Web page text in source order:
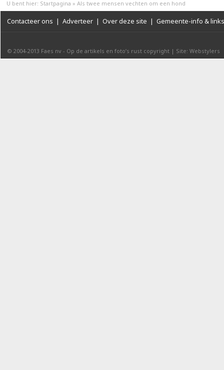
U bent hier: Startpagina » Als twee mensen vechten om een hond
Contacteer ons | Adverteer | Over deze site | Gemeente-info & links
© 2004-2013 Faes nv - Op de artikels en foto’s rust copyright | Site: Webstylers